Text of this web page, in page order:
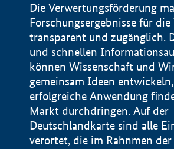
Die Verwertungsförderung
Forschungsergebnisse für
transparent und zugänglich.
und schnellen
können Wissenschaft und
gemeinsam Ideen
erfolgreiche Anwendung
Markt durchdringen. Auf der
Deutschlandkarte sind alle
verortet, die im Rahnmen der